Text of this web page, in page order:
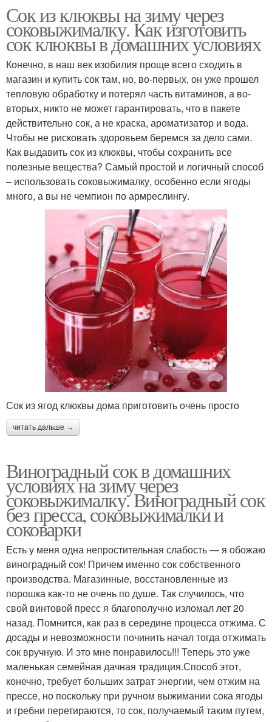
Сок из клюквы на зиму через
соковыжималку. Как изготовить
сок клюквы в домашних условиях
Конечно, в наш век изобилия проще всего сходить в
магазин и купить сок там, но, во-первых, он уже прошел
тепловую обработку и потерял часть витаминов, а во-
вторых, никто не может гарантировать, что в пакете
действительно сок, а не краска, ароматизатор и вода.
Чтобы не рисковать здоровьем беремся за дело сами.
Как выдавить сок из клюквы, чтобы сохранить все
полезные вещества? Самый простой и логичный способ
– использовать соковыжималку, особенно если ягоды
много, а вы не чемпион по армреслингу.
Сок из ягод клюквы дома приготовить очень просто
читать дальше →
Виноградный сок в домашних
условиях на зиму через
соковыжималку. Виноградный сок
без пресса, соковыжималки и
соковарки
Есть у меня одна непростительная слабость — я обожаю
виноградный сок! Причем именно сок собственного
производства. Магазинные, восстановленные из
порошка как-то не очень по душе. Так случилось, что
свой винтовой пресс я благополучно изломал лет 20
назад. Помнится, как раз в середине процесса отжима. С
досады и невозможности починить начал тогда отжимать
сок вручную. И это мне понравилось!!! Теперь это уже
маленькая семейная дачная традиция.Способ этот,
конечно, требует больших затрат энергии, чем отжим на
прессе, но поскольку при ручном выжимании сока ягоды
и гребни перетираются, то сок, получаемый таким путем,